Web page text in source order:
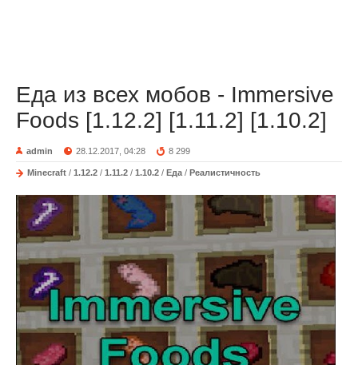
Еда из всех мобов - Immersive
Foods [1.12.2] [1.11.2] [1.10.2]
admin 28.12.2017, 04:28 8 299
Minecraft / 1.12.2 / 1.11.2 / 1.10.2 / Еда / Реалистичность